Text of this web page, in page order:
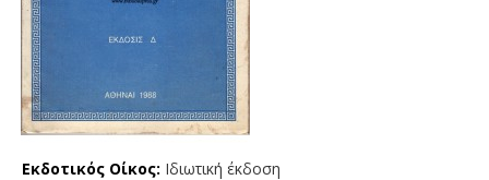
Εκδοτικός Οίκος: Ιδιωτική έκδοση